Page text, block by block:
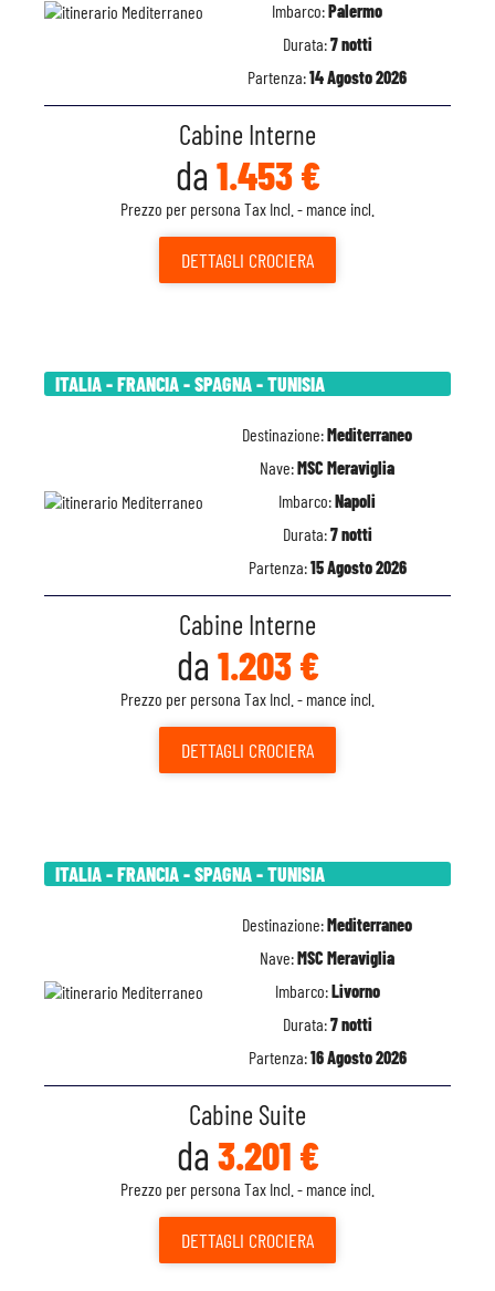
Imbarco:Palermo
Durata:7 notti
Partenza:14 Agosto 2026
Cabine Interne
da 1.453 €
Prezzo per persona Tax Incl. - mance incl.
DETTAGLI CROCIERA
ITALIA - FRANCIA - SPAGNA - TUNISIA
Destinazione:Mediterraneo
Nave:MSC Meraviglia
Imbarco:Napoli
Durata:7 notti
Partenza:15 Agosto 2026
Cabine Interne
da 1.203 €
Prezzo per persona Tax Incl. - mance incl.
DETTAGLI CROCIERA
ITALIA - FRANCIA - SPAGNA - TUNISIA
Destinazione:Mediterraneo
Nave:MSC Meraviglia
Imbarco:Livorno
Durata:7 notti
Partenza:16 Agosto 2026
Cabine Suite
da 3.201 €
Prezzo per persona Tax Incl. - mance incl.
DETTAGLI CROCIERA